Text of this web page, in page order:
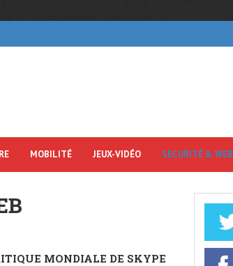
MOBILITÉ JEUX-VIDÉO SECURITÉ & WEB
MONDIALE DE SKYPE